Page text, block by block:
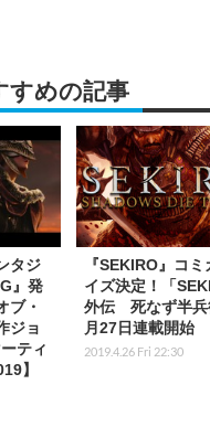
すめの記事
タジ
』発
ブ・
ジョ
ティ
】
『SEKIRO』コミ
イズ決定！「
外伝 死なず半兵
月27日連載開始
2019.4.26 Fri 22:30